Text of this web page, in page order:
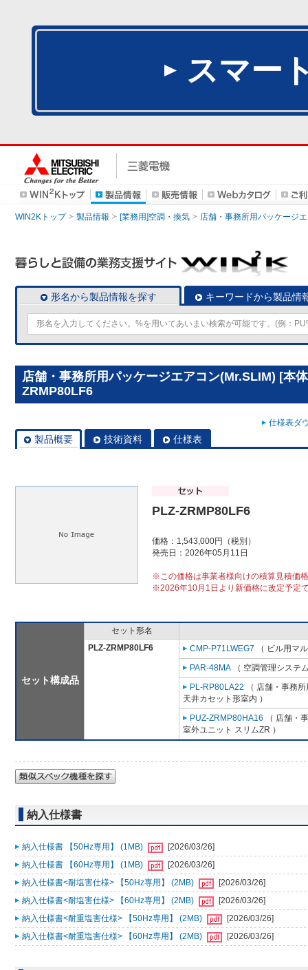
スマー
WIN2Kトップ 製品情報 [業務用]空調・換気 店舗・事務所用パッケージ
形名から製品情報を探す キーワードから製品情
店舗・事務所用パッケージエアコン(Mr.SLIM) [本
ZRMP80LF6
仕様表ダ
製品概要 技術資料 仕様表
PLZ-ZRMP80LF6
価格：1,543,000円（税別）
発売日：2026年05月11日
※この価格は事業者様向けの積算見積価
※2026年10月1日より新価格に改定予定
セット構成品
セット形名
PLZ-ZRMP80LF6
CMP-P71LWEG7 （ ビル用マ
PAR-48MA （ 空調管理システ
PL-RP80LA22 （ 店舗・事務
天井カセット形室内 ）
PUZ-ZRMP80HA16 （ 店舗・
室外ユニット スリムZR ）
納入仕様書
納入仕様書 【50Hz専用】 (1MB)
[2026/03/26]
納入仕様書 【60Hz専用】 (1MB)
[2026/03/26]
納入仕様書<耐塩害仕様> 【50Hz専用】 (2MB)
[2026/03/26]
納入仕様書<耐塩害仕様> 【60Hz専用】 (2MB)
[2026/03/26]
納入仕様書<耐重塩害仕様> 【50Hz専用】 (2MB)
[2026/03/26]
納入仕様書<耐重塩害仕様> 【60Hz専用】 (2MB)
[2026/03/26]